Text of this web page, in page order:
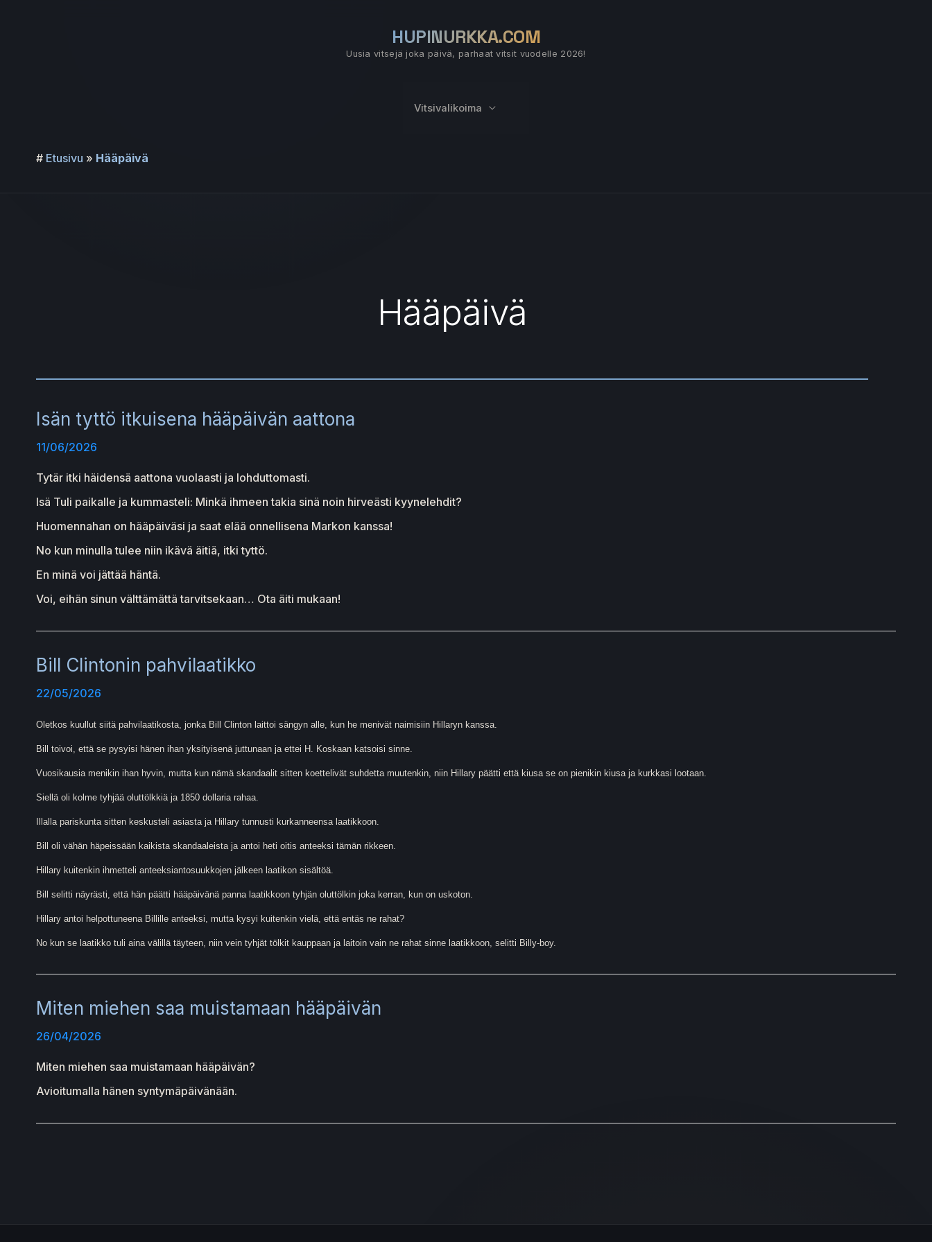
HUPINURKKA.COM
Uusia vitsejä joka päivä, parhaat vitsit vuodelle 2026!
Vitsivalikoima
# Etusivu » Hääpäivä
Hääpäivä
Isän tyttö itkuisena hääpäivän aattona
11/06/2026
Tytär itki häidensä aattona vuolaasti ja lohduttomasti.
Isä Tuli paikalle ja kummasteli: Minkä ihmeen takia sinä noin hirveästi kyynelehdit?
Huomennahan on hääpäiväsi ja saat elää onnellisena Markon kanssa!
No kun minulla tulee niin ikävä äitiä, itki tyttö.
En minä voi jättää häntä.
Voi, eihän sinun välttämättä tarvitsekaan… Ota äiti mukaan!
Bill Clintonin pahvilaatikko
22/05/2026
Oletkos kuullut siitä pahvilaatikosta, jonka Bill Clinton laittoi sängyn alle, kun he menivät naimisiin Hillaryn kanssa.
Bill toivoi, että se pysyisi hänen ihan yksityisenä juttunaan ja ettei H. Koskaan katsoisi sinne.
Vuosikausia menikin ihan hyvin, mutta kun nämä skandaalit sitten koettelivät suhdetta muutenkin, niin Hillary päätti että kiusa se on pienikin kiusa ja kurkkasi lootaan.
Siellä oli kolme tyhjää oluttölkkiä ja 1850 dollaria rahaa.
Illalla pariskunta sitten keskusteli asiasta ja Hillary tunnusti kurkanneensa laatikkoon.
Bill oli vähän häpeissään kaikista skandaaleista ja antoi heti oitis anteeksi tämän rikkeen.
Hillary kuitenkin ihmetteli anteeksiantosuukkojen jälkeen laatikon sisältöä.
Bill selitti näyrästi, että hän päätti hääpäivänä panna laatikkoon tyhjän oluttölkin joka kerran, kun on uskoton.
Hillary antoi helpottuneena Billille anteeksi, mutta kysyi kuitenkin vielä, että entäs ne rahat?
No kun se laatikko tuli aina välillä täyteen, niin vein tyhjät tölkit kauppaan ja laitoin vain ne rahat sinne laatikkoon, selitti Billy-boy.
Miten miehen saa muistamaan hääpäivän
26/04/2026
Miten miehen saa muistamaan hääpäivän?
Avioitumalla hänen syntymäpäivänään.